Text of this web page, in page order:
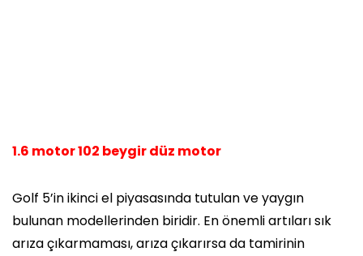
1.6 motor 102 beygir düz motor
Golf 5’in ikinci el piyasasında tutulan ve yaygın
bulunan modellerinden biridir. En önemli artıları sık
arıza çıkarmaması, arıza çıkarırsa da tamirinin